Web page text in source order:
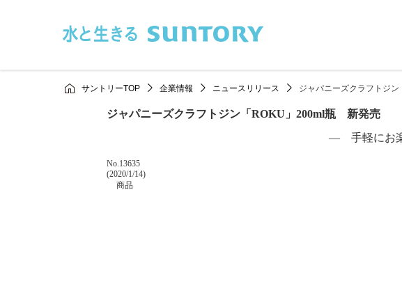
サントリーTOP 企業情報 ニュースリリース ジャパニーズクラフトジ
ジャパニーズクラフトジン「ROKU」200ml瓶 新発売
― 手軽にお
掲載番号
No.13635
掲載日
(2020/1/14)
カテゴリー
商品